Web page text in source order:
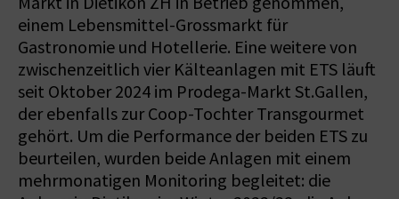
einem Lebensmittel-Grossmarkt für
Gastronomie und Hotellerie. Eine weitere von
zwischenzeitlich vier Kälteanlagen mit ETS läuft
seit Oktober 2024 im Prodega-Markt St.Gallen,
der ebenfalls zur Coop-Tochter Transgourmet
gehört. Um die Performance der beiden ETS zu
beurteilen, wurden beide Anlagen mit einem
mehrmonatigen Monitoring begleitet: die